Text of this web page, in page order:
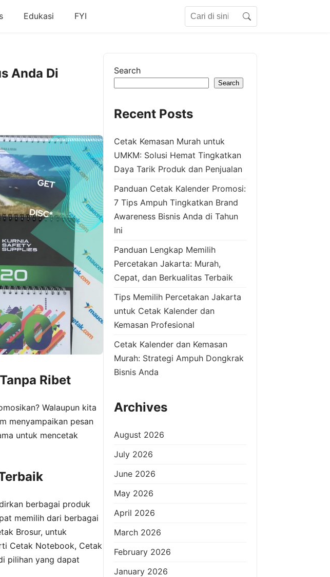
Edukasi FYI Search
Anda Di
Ribet
Walaupun kita
menyampaikan pesan
untuk mencetak
berbagai produk
memilih dari berbagai
Brosur, untuk
Cetak Notebook, Cetak
pilihan yang dapat
Search
Search
Recent Posts
Cetak Kemasan Murah untuk
UMKM: Solusi Hemat Tingkatkan
Daya Tarik Produk dan Penjualan
Panduan Cetak Kalender Promosi:
7 Tips Ampuh Tingkatkan Brand
Awareness Bisnis Anda di Tahun
Ini
Panduan Lengkap Memilih
Percetakan Jakarta: Murah,
Cepat, dan Berkualitas Terbaik
Tips Memilih Percetakan Jakarta
untuk Cetak Kalender dan
Kemasan Profesional
Cetak Kalender dan Kemasan
Murah: Strategi Ampuh Dongkrak
Bisnis Anda
Archives
August 2026
July 2026
June 2026
May 2026
April 2026
March 2026
February 2026
January 2026